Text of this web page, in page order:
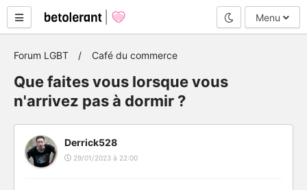
Mode nuit
Menu
Forum LGBT Café du commerce
Que faites vous lorsque vous
n'arrivez pas à dormir ?
Derrick528
29/01/2023 à 22:00